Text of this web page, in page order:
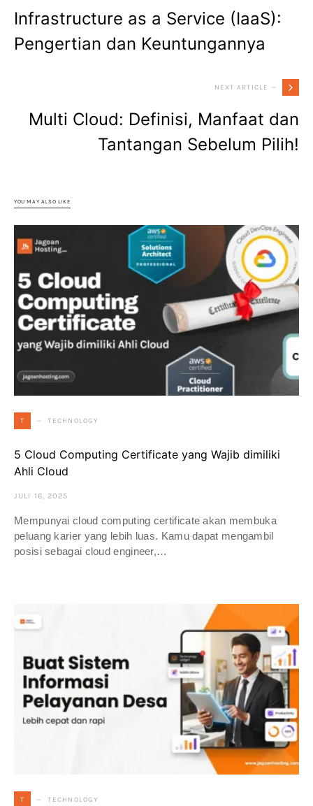
Infrastructure as a Service (IaaS):
Pengertian dan Keuntungannya
NEXT ARTICLE —
Multi Cloud: Definisi, Manfaat dan
Tantangan Sebelum Pilih!
YOU MAY ALSO LIKE
T TECHNOLOGY
5 Cloud Computing Certificate yang Wajib dimiliki
Ahli Cloud
JULI 16, 2025
Mempunyai cloud computing certificate akan membuka
peluang karier yang lebih luas. Kamu dapat mengambil
posisi sebagai cloud engineer,…
T TECHNOLOGY